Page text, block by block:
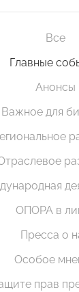
Все
Главные
Анонсы
Важное для
ОПОРА в
Пресса о
Особое
прав